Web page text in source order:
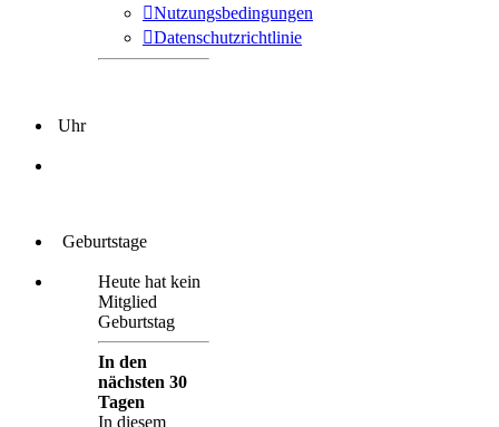
Nutzungsbedingungen
Datenschutzrichtlinie
Uhr
Geburtstage
Heute hat kein
Mitglied
Geburtstag
In den
nächsten 30
Tagen
In diesem